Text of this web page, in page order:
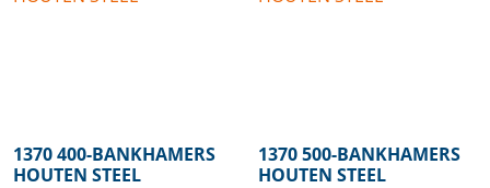
1370 400-BANKHAMERS
HOUTEN STEEL
1370 500-BANKHAMERS
HOUTEN STEEL